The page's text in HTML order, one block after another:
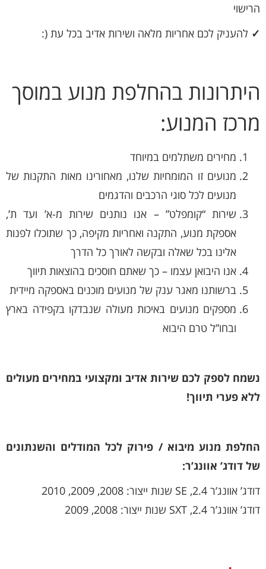
הרישוי
✓ להעניק לכם אחריות מלאה ושירות אדיב בכל עת (:
היתרונות בהחלפת מנוע במוסך
מרכז המנוע:
מחירים משתלמים במיוחד
מנועים זו המומחיות שלנו, מאחורינו מאות התקנות של
מנועים לכל סוגי הרכבים והדגמים
שירות “קומפלט” – אנו נותנים שירות מ-א’ ועד ת’,
אספקת מנוע, התקנה ואחריות מקיפה, כך שתוכלו לפנות
אלינו בכל שאלה ובקשה לאורך כל הדרך
אנו היבואן עצמו – כך שאתם חוסכים בהוצאות תיווך
ברשותנו מאגר ענק של מנועים מוכנים באספקה מיידית
מספקים מנועים באיכות מעולה שנבדקו בקפידה בארץ
ובחו”ל טרם היבוא
נשמח לספק לכם שירות אדיב ומקצועי במחירים מעולים
ללא פערי תיווך!
החלפת מנוע מיבוא / פירוק לכל המודלים והשנתונים
של דודג’ אוונג’ר:
דודג’ אוונג’ר 2.4, SE שנות ייצור: 2008, 2009, 2010
דודג’ אוונג’ר 2.4, SXT שנות ייצור: 2008, 2009